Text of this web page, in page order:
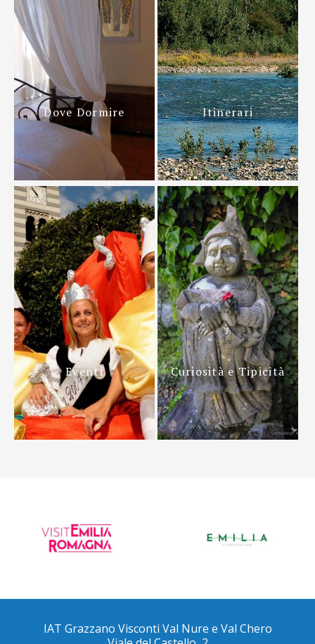
Dove Dormire Itinerari
Eventi Curiosità e Tipicità
IAT Grazzano Visconti Val Nure e Val Chero